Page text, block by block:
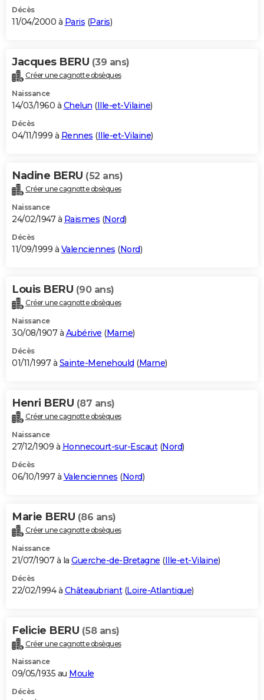
Décès
11/04/2000 à Paris (Paris)
Jacques BERU (39 ans)
Créer une cagnotte obsèques
Naissance
14/03/1960 à Chelun (Ille-et-Vilaine)
Décès
04/11/1999 à Rennes (Ille-et-Vilaine)
Nadine BERU (52 ans)
Créer une cagnotte obsèques
Naissance
24/02/1947 à Raismes (Nord)
Décès
11/09/1999 à Valenciennes (Nord)
Louis BERU (90 ans)
Créer une cagnotte obsèques
Naissance
30/08/1907 à Aubérive (Marne)
Décès
01/11/1997 à Sainte-Menehould (Marne)
Henri BERU (87 ans)
Créer une cagnotte obsèques
Naissance
27/12/1909 à Honnecourt-sur-Escaut(Nord)
Décès
06/10/1997 à Valenciennes (Nord)
Marie BERU (86 ans)
Créer une cagnotte obsèques
Naissance
21/07/1907 à la Guerche-de-Bretagne (Ille-et-Vilaine)
Décès
22/02/1994 à Châteaubriant(Loire-Atlantique)
Felicie BERU (58 ans)
Créer une cagnotte obsèques
Naissance
09/05/1935 au Moule
Décès